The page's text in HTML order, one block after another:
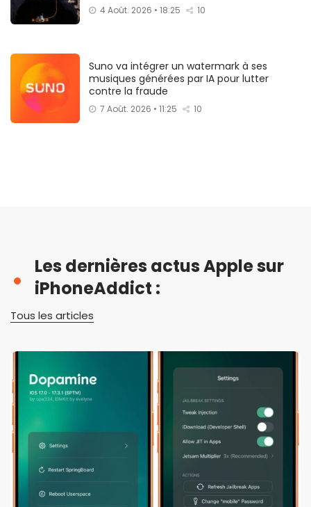
4 Août. 2026 • 18:25 10
Suno va intégrer un watermark à ses
musiques générées par IA pour lutter
contre la fraude
7 Août. 2026 • 11:25 10
Les dernières actus Apple sur
iPhoneAddict :
Tous les articles